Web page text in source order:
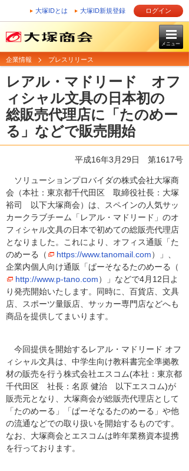
大塚IDとは 大塚ID新規登録 ログイン
メニュー
企業情報 プレスリリース
レアル・マドリード オフ
ィシャル文具の日本初の
総販売代理店に「たのめー
る」などで販売開始
平成16年3月29日 第1617号
ソリューションプロバイダの株式会社大塚商
会（本社：東京都千代田区 取締役社長：大塚
裕司 以下大塚商会）は、スペインの人気サッ
カークラブチーム「レアル・マドリード」のオ
フィシャル文具の日本で初めての総販売代理店
となりました。これにより、オフィス通販「た
のめーる（
https://www.tanomail.com）」、
企業内個人向け通販「ぱーそなるたのめーる（
http://www.p-tano.com）」などで4月12日よ
り発売開始いたします。同時に、百貨店、文具
店、スポーツ量販店、サッカー専門店などへも
商品を提供してまいります。
今回提供を開始するレアル・マドリード オフ
ィシャル文具は、中学生向け教科書完全準拠教
材の販売を行う株式会社エスコム(本社：東京都
千代田区 社長：名原 健治 以下エスコム)が
販売元となり、大塚商会が総販売代理店として
「たのめーる」「ぱーそなるたのめーる」や他
の流通などでの取り扱いを開始するものです。
なお、大塚商会とエスコムは昨年業務資本提携
を行っております。